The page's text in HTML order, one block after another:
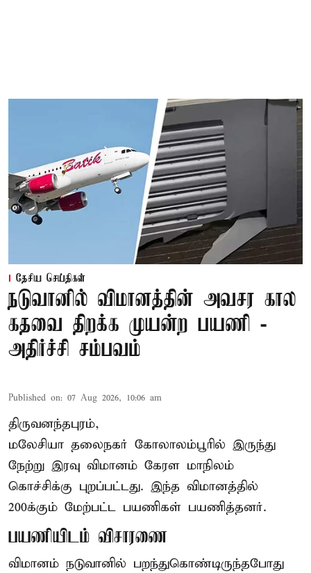
தேசிய செய்திகள்
நடுவானில் விமானத்தின் அவசர கால
கதவை திறக்க முயன்ற பயணி -
அதிர்ச்சி சம்பவம்
Published on: 07 Aug 2026, 10:06 am
திருவனந்தபுரம்,
மலேசியா தலைநகர் கோலாலம்பூரில் இருந்து
நேற்று இரவு விமானம் கேரள மாநிலம்
கொச்சிக்கு புறப்பட்டது. இந்த விமானத்தில்
200க்கும் மேற்பட்ட பயணிகள் பயணித்தனர்.
பயணியிடம் விசாரணை
விமானம் நடுவானில் பறந்துகொண்டிருந்தபோது